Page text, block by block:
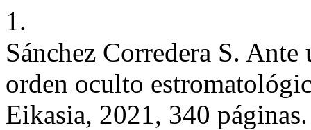
1.
Sánchez Corredera S.
orden oculto
Eikasia, 2021, 340